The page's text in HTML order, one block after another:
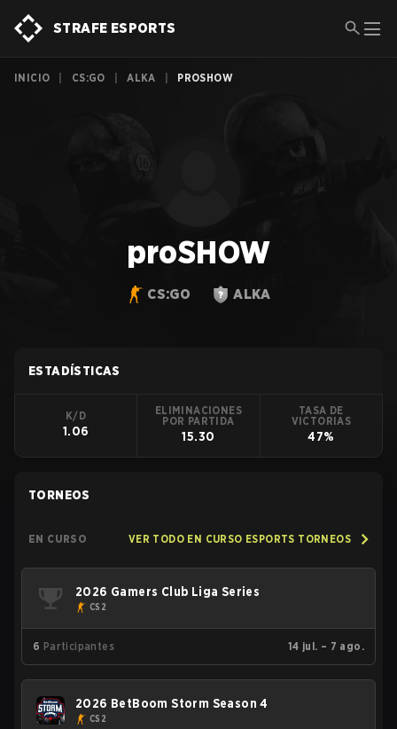
STRAFE ESPORTS
INICIO CS:GO ALKA PROSHOW
proSHOW
CS:GO ALKA
ESTADÍSTICAS
K/D
1.06
ELIMINACIONES
POR PARTIDA
15.30
TASA DE
VICTORIAS
47%
TORNEOS
EN CURSO VER TODO EN CURSO ESPORTS TORNEOS
2026 Gamers Club Liga Series
CS2
6 Participantes 14 jul. – 7 ago.
2026 BetBoom Storm Season 4
CS2